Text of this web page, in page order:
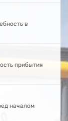
в
прибытия
началом